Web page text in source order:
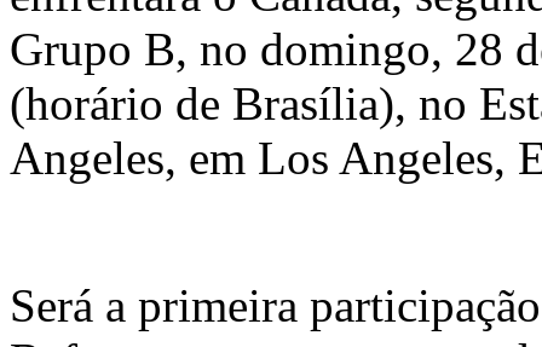
Grupo B, no domingo, 28
(horário de Brasília), no
Angeles, em Los Angeles,
Será a primeira